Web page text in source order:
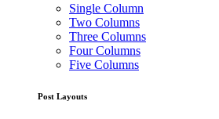
Single Column
Two Columns
Three Columns
Four Columns
Five Columns
Post Layouts